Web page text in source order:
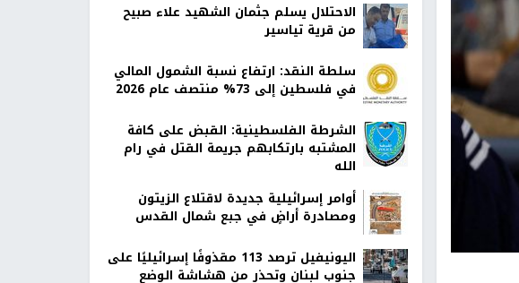
الاحتلال يسلم جثمان الشهيد علاء صبيح
من قرية تياسير
سلطة النقد: ارتفاع نسبة الشمول المالي
في فلسطين إلى 73% منتصف عام 2026
الشرطة الفلسطينية: القبض على كافة
المشتبه بارتكابهم جريمة القتل في رام
الله
أوامر إسرائيلية جديدة لاقتلاع الزيتون
ومصادرة أراضٍ في جبع شمال القدس
اليونيفيل ترصد 113 مقذوفًا إسرائيليًا على
جنوب لبنان وتحذر من هشاشة الوضع